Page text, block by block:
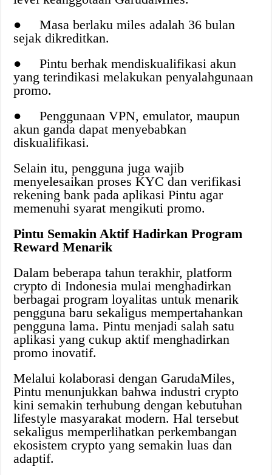
● Masa berlaku miles adalah 36 bulan
sejak dikreditkan.
● Pintu berhak mendiskualifikasi akun
yang terindikasi melakukan penyalahgunaan
promo.
● Penggunaan VPN, emulator, maupun
akun ganda dapat menyebabkan
diskualifikasi.
Selain itu, pengguna juga wajib
menyelesaikan proses KYC dan verifikasi
rekening bank pada aplikasi Pintu agar
memenuhi syarat mengikuti promo.
Pintu Semakin Aktif Hadirkan Program
Reward Menarik
Dalam beberapa tahun terakhir, platform
crypto di Indonesia mulai menghadirkan
berbagai program loyalitas untuk menarik
pengguna baru sekaligus mempertahankan
pengguna lama. Pintu menjadi salah satu
aplikasi yang cukup aktif menghadirkan
promo inovatif.
Melalui kolaborasi dengan GarudaMiles,
Pintu menunjukkan bahwa industri crypto
kini semakin terhubung dengan kebutuhan
lifestyle masyarakat modern. Hal tersebut
sekaligus memperlihatkan perkembangan
ekosistem crypto yang semakin luas dan
adaptif.